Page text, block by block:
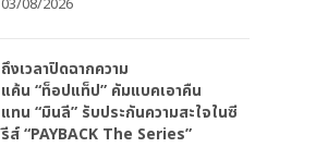
03/08/2026
ถึงเวลาปิดฉากความ
แค้น “ท็อปแท็ป” คัมแบคเอาคืน
แทน “มินลี” รับประกันความสะใจในซี
รีส์ “PAYBACK The Series”